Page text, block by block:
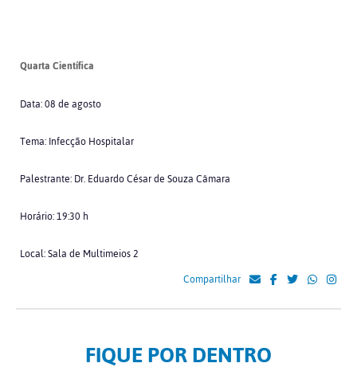
Quarta Científica
Data: 08 de agosto
Tema: Infecção Hospitalar
Palestrante: Dr. Eduardo César de Souza Câmara
Horário: 19:30 h
Local: Sala de Multimeios 2
Compartilhar
FIQUE POR DENTRO